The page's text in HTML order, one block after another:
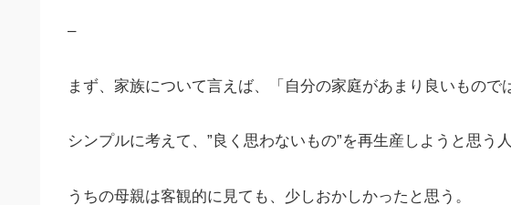
–
まず、家族について言えば、「自分の家庭があまり良いもの
シンプルに考えて、”良く思わないもの”を再生産しようと思う
うちの母親は客観的に見ても、少しおかしかったと思う。